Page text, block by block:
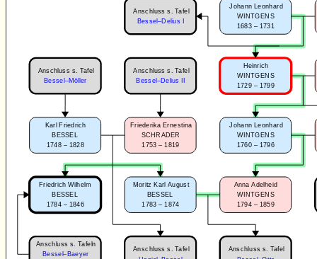
Anna Adelheid
WINTGENS
1794 – 1859
Moritz Karl August
BESSEL
1783 – 1874
Friederika Ernestina
SCHRADER
1753 – 1819
Karl Friedrich
BESSEL
1748 – 1828
Friedrich Wilhelm
BESSEL
1784 – 1846
Anschluss s. Tafel
Johann Leonhard
WINTGENS
1760 – 1796
Heinrich
WINTGENS
1729 – 1799
Johann Leonhard
WINTGENS
1683 – 1731
Anschluss s. Tafel
Bessel–Delius I
Anschluss s. Tafel
Bessel–Delius II
Anschluss s. Tafel
Bessel–Möller
Anschluss s. Tafel
Anschluss s. Tafeln
Bessel–Baeyer